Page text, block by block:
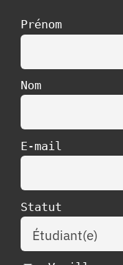
Prénom
Nom
E-mail
Statut